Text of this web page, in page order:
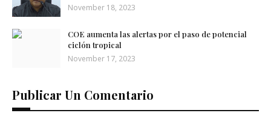
November 18, 2023
COE aumenta las alertas por el paso de potencial
ciclón tropical
November 17, 2023
Publicar Un Comentario